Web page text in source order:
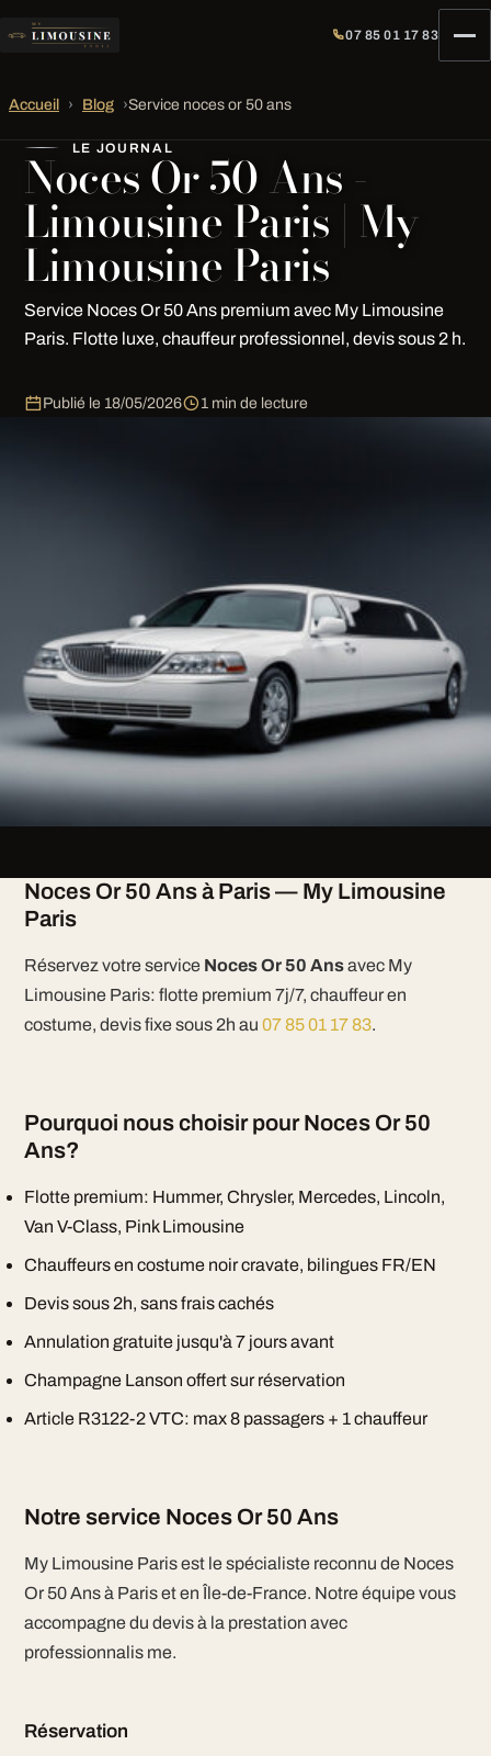
07 85 01 17 83
Accueil › Blog ›Service noces or 50 ans
LE JOURNAL
Noces Or 50 Ans -
Limousine Paris | My
Limousine Paris
Service Noces Or 50 Ans premium avec My Limousine
Paris. Flotte luxe, chauffeur professionnel, devis sous 2 h.
Publié le 18/05/2026 1 min de lecture
Noces Or 50 Ans à Paris — My Limousine
Paris
Réservez votre service Noces Or 50 Ansavec My
Limousine Paris: flotte premium 7j/7, chauffeur en
costume, devis fixe sous 2h au 07 85 01 17 83.
Pourquoi nous choisir pour Noces Or 50
Ans?
Flotte premium: Hummer, Chrysler, Mercedes, Lincoln,
Van V-Class, Pink Limousine
Chauffeurs en costume noir cravate, bilingues FR/EN
Devis sous 2h, sans frais cachés
Annulation gratuite jusqu'à 7 jours avant
Champagne Lanson offert sur réservation
Article R3122-2 VTC: max 8 passagers + 1 chauffeur
Notre service Noces Or 50 Ans
My Limousine Paris est le spécialiste reconnu de Noces
Or 50 Ans à Paris et en Île-de-France. Notre équipe vous
accompagne du devis à la prestation avec
professionnalis me.
Réservation